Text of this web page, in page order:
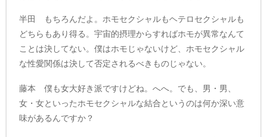
半田 もちろんだよ。ホモセクシャルもヘテロセクシャルも
どちらもあり得る。宇宙的摂理からすればホモが異常なんて
ことは決してない。僕はホモじゃないけど、ホモセクシャル
な性愛関係は決して否定されるべきものじゃない。
藤本 僕も女大好き派ですけどね。へへ。でも、男・男、
女・女といったホモセクシャルな結合というのは何か深い意
味があるんですか？